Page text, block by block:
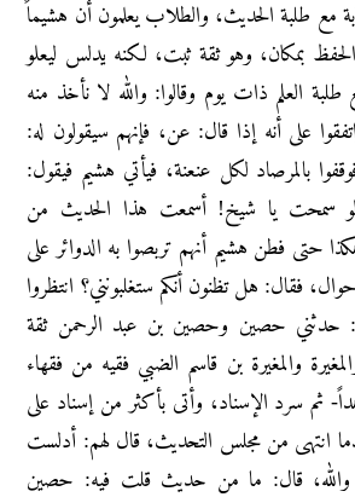
مع طلبة الحديث، والطلاب يعلمون أن هشيماً
بمكان، وهو ثقة ثبت، لكنه يدلس ليعلو
طلبة العلم ذات يوم وقالوا: والله لا نأخذ منه
على أنه إذا قال: عن، فإنهم سيقولون له:
بالمرصاد لكل عنعنة، فيأتي هشيم فيقول:
سمحت يا شيخ! أسمعت هذا الحديث من
حتى فطن هشيم أنهم تربصوا به الدوائر على
فقال: هل تظنون أنكم ستغلبونني؟ انتظروا
حدثني حصين وحصين بن عبد الرحمن ثقة
والمغيرة بن قاسم الضبي فقيه من فقهاء
ثم سرد الإسناد، وأتى بأكثر من إسناد على
انتهى من مجلس التحديث، قال لهم: أدلست
والله، قال: ما من حديث قلت فيه: حصين